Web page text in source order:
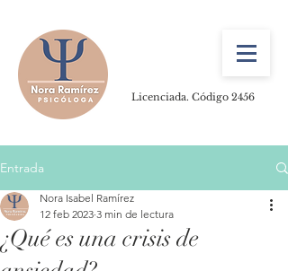
Licenciada. Código 2456
Entrada
¿Qué es una crisis de
Nora Isabel Ramírez
12 feb 2023 3 min de lectura